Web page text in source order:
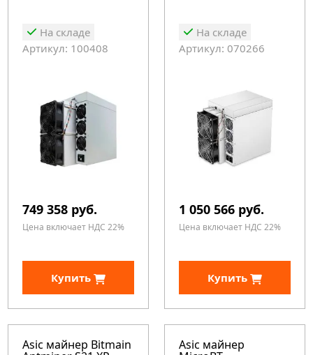
На складе
Артикул: 100408
749 358 руб.
Цена включает НДС 22%
Купить
На складе
Артикул: 070266
1 050 566 руб.
Цена включает НДС 22%
Купить
Asic майнер Bitmain Asic майнер